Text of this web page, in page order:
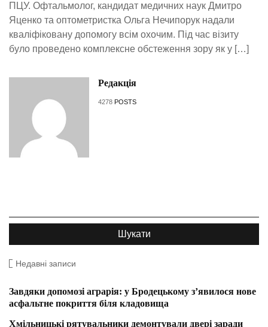
ПЦУ. Офтальмолог, кандидат медичних наук Дмитро
Яценко та оптометристка Ольга Нечипорук надали
кваліфіковану допомогу всім охочим. Під час візиту
було проведено комплексне обстеження зору як у […]
Редакція
4278 POSTS
Недавні записи
Завдяки допомозі аграрія: у Бродецькому з’явилося нове
асфальтне покриття біля кладовища
Хмільницькі рятувальники демонтували двері заради